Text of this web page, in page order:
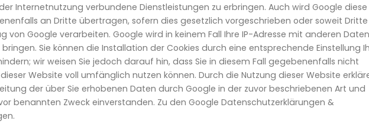
Internetnutzung verbundene Dienstleistungen zu erbringen. Auch wird Google diese
an Dritte übertragen, sofern dies gesetzlich vorgeschrieben oder soweit Dritte
von Google verarbeiten. Google wird in keinem Fall Ihre IP-Adresse mit anderen
Sie können die Installation der Cookies durch eine entsprechende Einstellung
wir weisen Sie jedoch darauf hin, dass Sie in diesem Fall gegebenenfalls nicht
Website voll umfänglich nutzen können. Durch die Nutzung dieser Website
der über Sie erhobenen Daten durch Google in der zuvor beschriebenen Art und
benannten Zweck einverstanden. Zu den Google Datenschutzerklärungen &